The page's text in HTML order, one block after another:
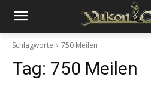
Schlagworte 750 Meilen
Tag: 750 Meilen